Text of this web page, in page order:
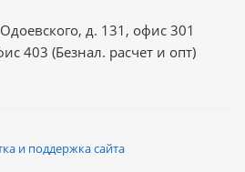
д. 131, офис 301
403 (Безнал. расчет и опт)
и поддержка сайта